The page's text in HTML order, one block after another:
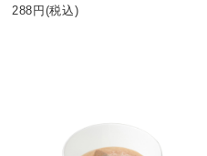
288 円(税込)